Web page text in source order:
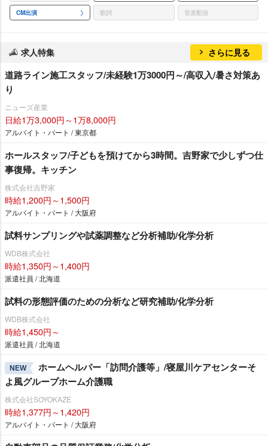
CM出演 歌詞 音楽配信
求人特集 さらに見る
道路ライン施工スタッフ/未経験1万3000円～/高収入/暑さ対策あ
り
ニューズ産業
日給1万3,000円～1万8,000円
アルバイト・パート / 東京都
ホールスタッフ/子どもを預けてから3時間。吉野家で少しずつ仕
事復帰。キッチン
株式会社吉野家
時給1,200円～1,500円
アルバイト・パート / 大阪府
試料サンプリングや試薬調整など分析補助/化学分析
WDB株式会社
時給1,350円～1,400円
派遣社員 / 北海道
試料の形態評価のための分析など研究補助/化学分析
WDB株式会社
時給1,450円～
派遣社員 / 北海道
NEW
ホームヘルパー「訪問介護等」/寝屋川ケアセンターそ
よ風グループホーム介護職
株式会社SOYOKAZE
時給1,377円～1,420円
アルバイト・パート / 大阪府